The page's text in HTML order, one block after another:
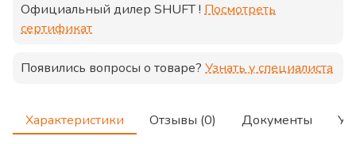
Официальный дилер SHUFT! Посмотреть
сертификат
Появились вопросы о товаре? Узнать у специалиста
Характеристики Отзывы (0) Документы